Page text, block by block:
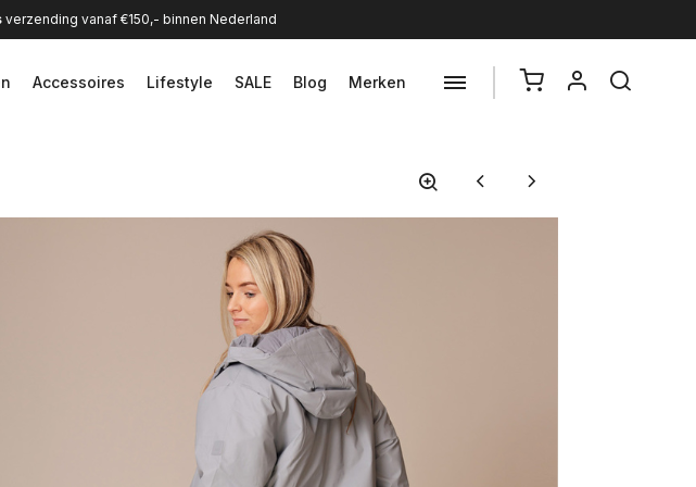
verzending vanaf €150,- binnen Nederland
Accessoires Lifestyle SALE Blog Merken